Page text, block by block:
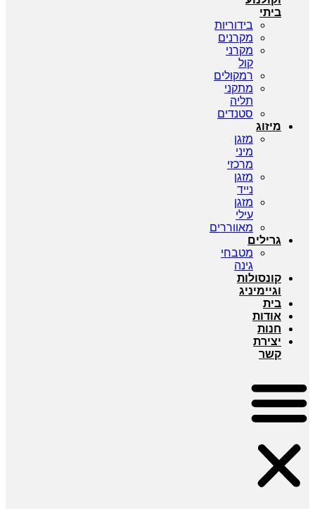
ביתי
בידוריות
מקרנים
מקרני
קול
רמקולים
מתקני
תליה
סטנדים
מיזוג
מזגן
מיני
מרכזי
מזגן
נייד
מזגן
עילי
מאווררים
גרילים
מטבחי
גינה
קונסולות
וגיימיניג
בית
אודות
חנות
יצירת
קשר